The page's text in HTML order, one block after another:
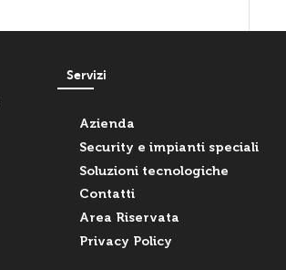
Servizi
Azienda
Security e impianti speciali
Soluzioni tecnologiche
Contatti
Area Riservata
Privacy Policy